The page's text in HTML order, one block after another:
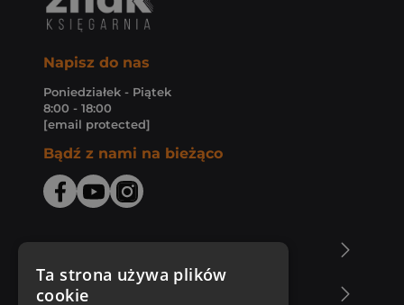
Napisz do nas
Poniedziałek - Piątek
8:00 - 18:00
[email protected]
Bądź z nami na bieżąco
Zakupy u nas
Ta strona używa plików
cookie